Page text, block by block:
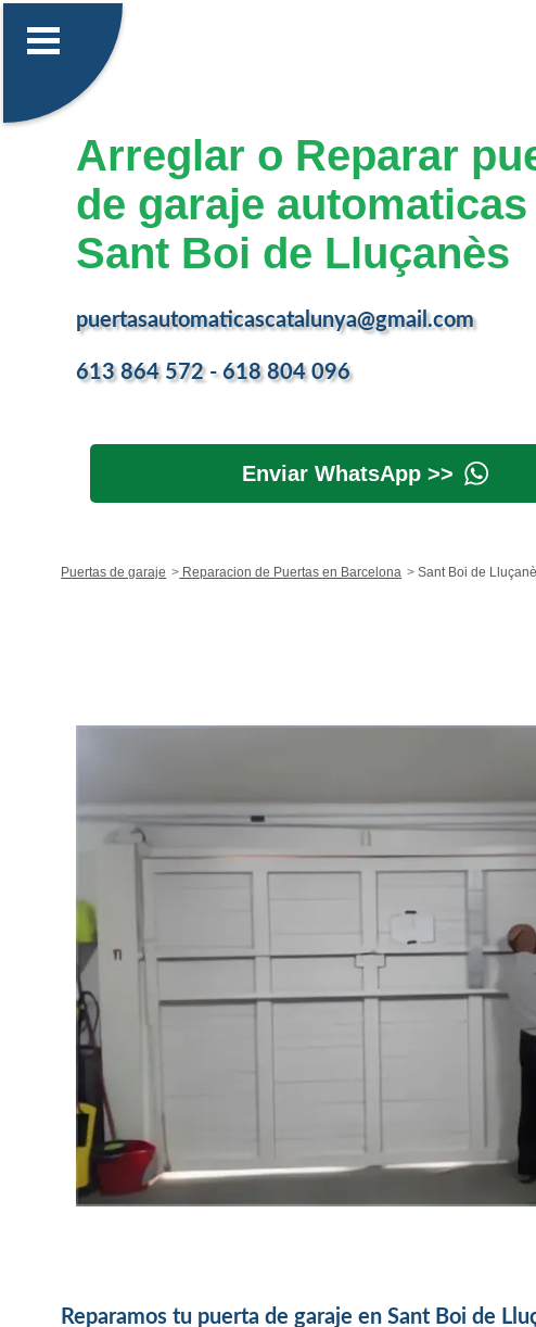
Arreglar o Reparar
de garaje automaticas
Sant Boi de Lluçanès
puertasautomaticascatalunya@gmail.com
613 864 572 - 618 804 096
Enviar WhatsApp >>
Puertas de garaje Reparacion de Puertas en Barcelona Sant Boi de
Reparamos tu puerta de garaje en Sant Boi de